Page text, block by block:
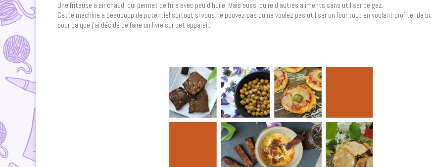
Une friteuse à air chaud, qui permet de frire avec peu d’huile. Mais aussi cuire d’autres aliments sans utiliser de gaz.
Cette machine a beaucoup de potentiel surtout si vous ne pouvez pas ou ne voulez pas utiliser un four tout en voulant profiter de
pour ça que j’ai décidé de faire un livre sur cet appareil.